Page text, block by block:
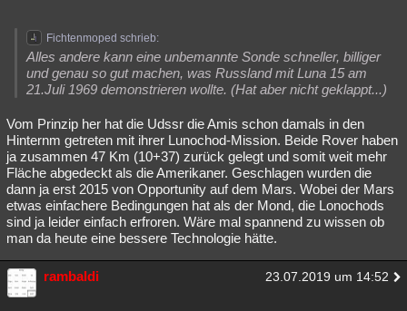
Fichtenmoped schrieb:
Alles andere kann eine unbemannte Sonde schneller, billiger
und genau so gut machen, was Russland mit Luna 15 am
21.Juli 1969 demonstrieren wollte. (Hat aber nicht geklappt...)
Vom Prinzip her hat die Udssr die Amis schon damals in den
Hinternm getreten mit ihrer Lunochod-Mission. Beide Rover haben
ja zusammen 47 Km (10+37) zurück gelegt und somit weit mehr
Fläche abgedeckt als die Amerikaner. Geschlagen wurden die
dann ja erst 2015 von Opportunity auf dem Mars. Wobei der Mars
etwas einfachere Bedingungen hat als der Mond, die Lonochods
sind ja leider einfach erfroren. Wäre mal spannend zu wissen ob
man da heute eine bessere Technologie hätte.
rambaldi 23.07.2019 um 14:52